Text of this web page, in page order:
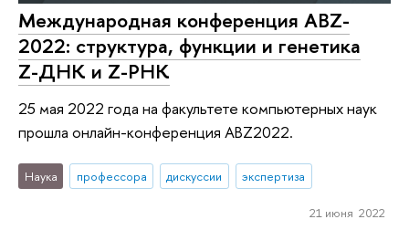
Международная конференция ABZ-
2022: структура, функции и генетика
Z-ДНК и Z-РНК
25 мая 2022 года на факультете компьютерных наук
прошла онлайн-конференция ABZ2022.
Наука профессора дискуссии экспертиза
21 июня 2022